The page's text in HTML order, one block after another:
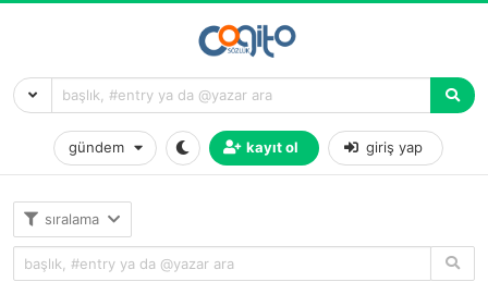
gündem kayıt ol giriş yap
sıralama